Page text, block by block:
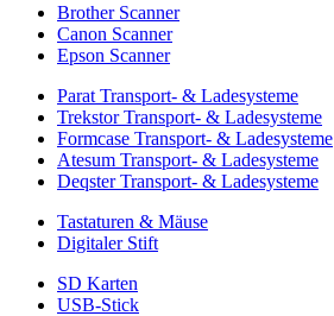
Brother Scanner
Canon Scanner
Epson Scanner
Parat Transport- & Ladesysteme
Trekstor Transport- & Ladesysteme
Formcase Transport- & Ladesysteme
Atesum Transport- & Ladesysteme
Deqster Transport- & Ladesysteme
Tastaturen & Mäuse
Digitaler Stift
SD Karten
USB-Stick